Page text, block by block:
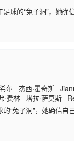
Jeena·Platon
球的“兔子洞”，她确
自行调查案件，可能
尔 杰西·霍奇斯
·费林 塔拉·萨莫斯
Sobel 多莉·德
“兔子洞”，她确信自
调查案件，可能会揭